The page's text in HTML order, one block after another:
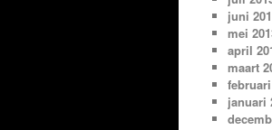
juni
mei
april
maart
januari